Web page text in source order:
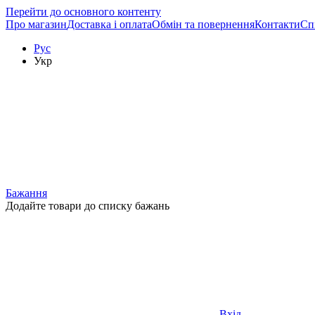
Перейти до основного контенту
Про магазинДоставка і оплатаОбмін та поверненняКонтакти
Рус
Укр
Бажання
Додайте товари до списку бажань